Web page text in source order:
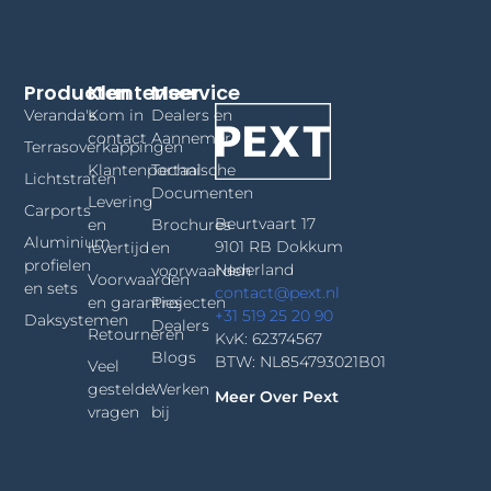
Beurtvaart 17
9101 RB Dokkum
Nederland
contact@pext.nl
+31 519 25 20 90
KvK: 62374567
BTW: NL854793021B01
Meer Over Pext
Producten
Veranda's
Terrasoverkappingen
Lichtstraten
Carports
Aluminium
profielen
en sets
Daksystemen
Klantenservice
Kom in
contact
Klantenportaal
Levering
en
levertijd
Voorwaarden
en garanties
Retourneren
Veel
gestelde
vragen
Meer
Dealers en
Aannemers
Technische
Documenten
Brochures
en
voorwaarden
Projecten
Dealers
Blogs
Werken
bij